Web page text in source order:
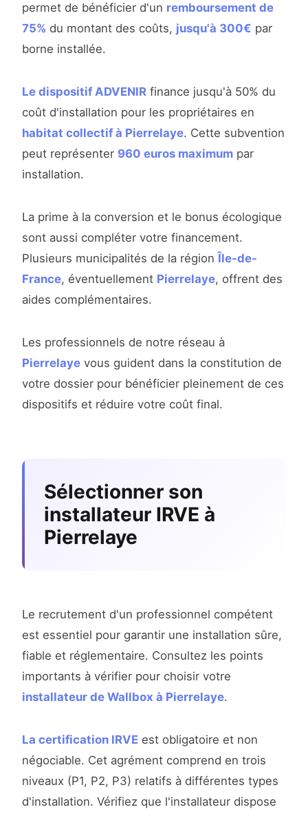
permet de bénéficier d'un remboursement de
75% du montant des coûts, jusqu'à 300€ par
borne installée.
Le dispositif ADVENIR finance jusqu'à 50% du
coût d'installation pour les propriétaires en
habitat collectif à Pierrelaye. Cette subvention
peut représenter 960 euros maximum par
installation.
La prime à la conversion et le bonus écologique
sont aussi compléter votre financement.
Plusieurs municipalités de la région Île-de-
France, éventuellement Pierrelaye, offrent des
aides complémentaires.
Les professionnels de notre réseau à
Pierrelaye vous guident dans la constitution de
votre dossier pour bénéficier pleinement de ces
dispositifs et réduire votre coût final.
Sélectionner son
installateur IRVE à
Pierrelaye
Le recrutement d'un professionnel compétent
est essentiel pour garantir une installation sûre,
fiable et réglementaire. Consultez les points
importants à vérifier pour choisir votre
installateur de Wallbox à Pierrelaye.
La certification IRVE est obligatoire et non
négociable. Cet agrément comprend en trois
niveaux (P1, P2, P3) relatifs à différentes types
d'installation. Vérifiez que l'installateur dispose